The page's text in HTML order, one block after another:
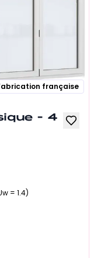
française
- 4
= 1.4)